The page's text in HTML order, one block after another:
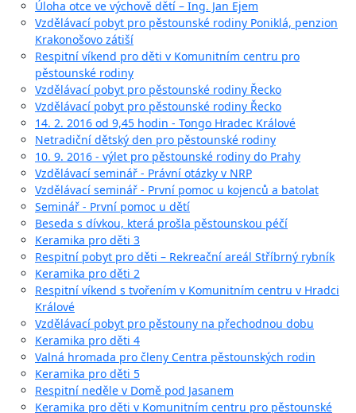
Úloha otce ve výchově dětí – Ing. Jan Ejem
Vzdělávací pobyt pro pěstounské rodiny Poniklá, penzion
Krakonošovo zátiší
Respitní víkend pro děti v Komunitním centru pro
pěstounské rodiny
Vzdělávací pobyt pro pěstounské rodiny Řecko
Vzdělávací pobyt pro pěstounské rodiny Řecko
14. 2. 2016 od 9,45 hodin - Tongo Hradec Králové
Netradiční dětský den pro pěstounské rodiny
10. 9. 2016 - výlet pro pěstounské rodiny do Prahy
Vzdělávací seminář - Právní otázky v NRP
Vzdělávací seminář - První pomoc u kojenců a batolat
Seminář - První pomoc u dětí
Beseda s dívkou, která prošla pěstounskou péčí
Keramika pro děti 3
Respitní pobyt pro děti – Rekreační areál Stříbrný rybník
Keramika pro děti 2
Respitní víkend s tvořením v Komunitním centru v Hradci
Králové
Vzdělávací pobyt pro pěstouny na přechodnou dobu
Keramika pro děti 4
Valná hromada pro členy Centra pěstounských rodin
Keramika pro děti 5
Respitní neděle v Domě pod Jasanem
Keramika pro děti v Komunitním centru pro pěstounské